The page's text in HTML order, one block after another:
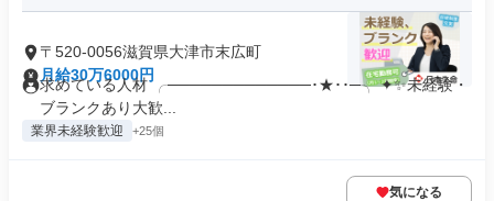
〒520-0056滋賀県大津市末広町
月給30万6000円
求めている人材 ╭─────────────･★･･─╮ ✦✨未経験・
ブランクあり大歓...
業界未経験歓迎 +25個
気になる